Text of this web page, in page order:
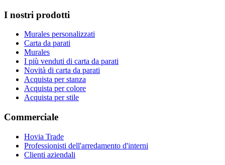
I nostri prodotti
Murales personalizzati
Carta da parati
Murales
I più venduti di carta da parati
Novità di carta da parati
Acquista per stanza
Acquista per colore
Acquista per stile
Commerciale
Hovia Trade
Professionisti dell'arredamento d'interni
Clienti aziendali